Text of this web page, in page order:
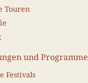
Touren
und Programme
Festivals